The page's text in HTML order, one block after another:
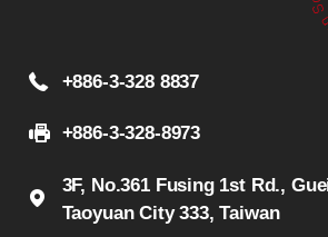
+886-3-328 8837
+886-3-328-8973
3F, No.361 Fusing 1st Rd.,
Taoyuan City 333, Taiwan